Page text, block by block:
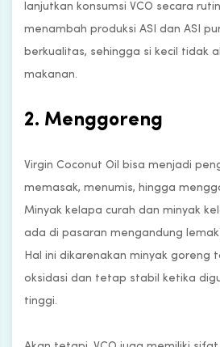
lanjutkan konsumsi VCO secara
menambah produksi ASI dan ASI
berkualitas, sehingga si kecil tidak
makanan.
2. Menggoreng
Virgin Coconut Oil bisa menjadi
memasak, menumis, hingga
Minyak kelapa curah dan minyak
ada di pasaran mengandung
Hal ini dikarenakan minyak goreng
oksidasi dan tetap stabil ketika
tinggi.